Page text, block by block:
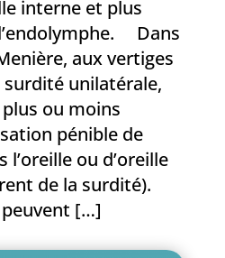
interne et plus
Dans
aux vertiges
surdité unilatérale,
ou moins
pénible de
l’oreille ou d’oreille
de la surdité).
[…]